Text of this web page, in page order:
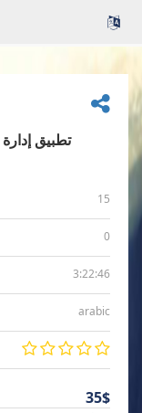
15
0
3:22:46
arabic
35$